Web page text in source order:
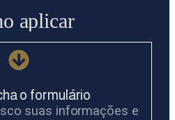
aplicar
o formulário
suas informações e